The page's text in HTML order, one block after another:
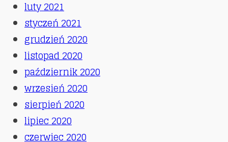
luty 2021
styczeń 2021
grudzień 2020
listopad 2020
październik 2020
wrzesień 2020
sierpień 2020
lipiec 2020
czerwiec 2020